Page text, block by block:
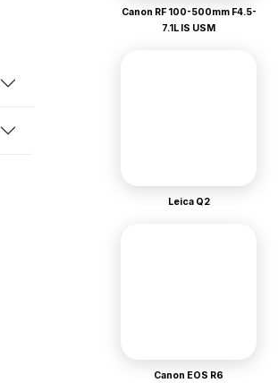
Canon RF 100-500mm F4.5-
7.1L IS USM
Leica Q2
Canon EOS R6